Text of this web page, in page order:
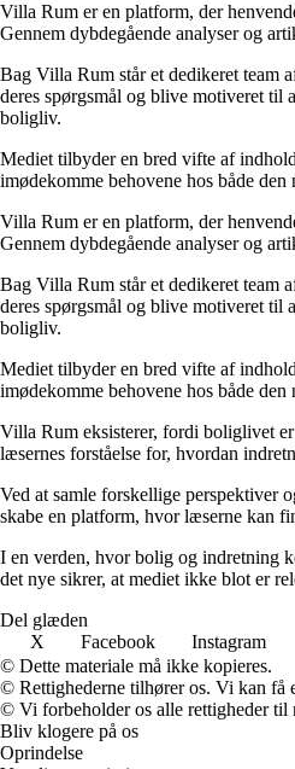
Villa Rum er en platform, der
Gennem dybdegående analyser og
Bag Villa Rum står et dedikeret team
deres spørgsmål og blive motiveret til
boligliv.
Mediet tilbyder en bred vifte af
imødekomme behovene hos både
Villa Rum er en platform, der
Gennem dybdegående analyser og
Bag Villa Rum står et dedikeret team
deres spørgsmål og blive motiveret til
boligliv.
Mediet tilbyder en bred vifte af
imødekomme behovene hos både
Villa Rum eksisterer, fordi boliglivet
læsernes forståelse for, hvordan
Ved at samle forskellige perspektiver
skabe en platform, hvor læserne kan
I en verden, hvor bolig og indretning
det nye sikrer, at mediet ikke blot er
Del glæden
X
Facebook Instagram
© Dette materiale må ikke kopieres.
© Rettighederne tilhører os. Vi kan få
© Vi forbeholder os alle rettigheder til
Bliv klogere på os
Oprindelse